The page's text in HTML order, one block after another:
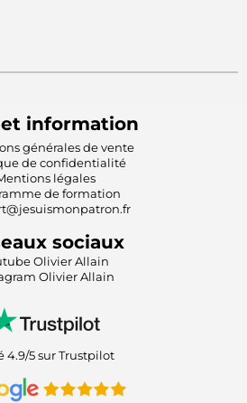
information
générales de vente
de confidentialité
légales
de formation
sociaux
Olivier Allain
Olivier Allain
4.9/5 sur Trustpilot